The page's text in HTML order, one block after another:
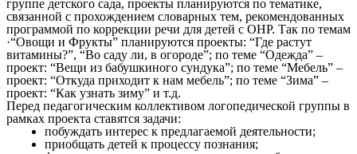
группе детского сада, проекты планируются по тематике,
связанной с прохождением словарных тем, рекомендованных
программой по коррекции речи для детей с ОНР. Так по темам
·“Овощи и Фрукты” планируются проекты: “Где растут
витамины?”, “Во саду ли, в огороде”; по теме “Одежда” –
проект: “Вещи из бабушкиного сундука”; по теме “Мебель” –
проект: “Откуда приходит к нам мебель”; по теме “Зима” –
проект: “Как узнать зиму” и т.д.
Перед педагогическим коллективом логопедической группы в
рамках проекта ставятся задачи:
побуждать интерес к предлагаемой деятельности;
приобщать детей к процессу познания;